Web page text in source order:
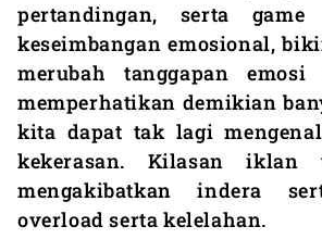
pertandingan, serta
keseimbangan emosional,
merubah tanggapan emosi
memperhatikan demikian
kita dapat tak lagi
kekerasan. Kilasan
mengakibatkan indera
overload serta kelelahan.